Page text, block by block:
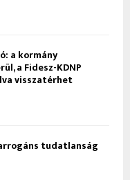
a kormány
a Fidesz-KDNP
visszatérhet
tudatlanság